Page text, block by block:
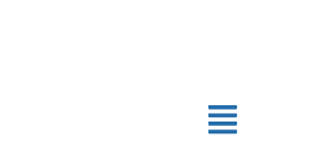
Menu
RENDEZ-VOUS